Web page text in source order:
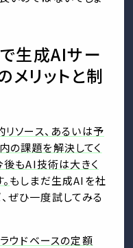
で生成AIサー
メリットと制
ソース、あるいは予
の課題を解決してく
後もAI技術は大きく
もしまだ生成AIを社
ぜひ一度試してみる
ウドベースの定額